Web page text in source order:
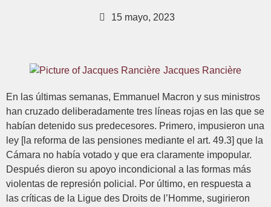
15 mayo, 2023
Jacques Rancière
En las últimas semanas, Emmanuel Macron y sus ministros
han cruzado deliberadamente tres líneas rojas en las que se
habían detenido sus predecesores. Primero, impusieron una
ley [la reforma de las pensiones mediante el art. 49.3] que la
Cámara no había votado y que era claramente impopular.
Después dieron su apoyo incondicional a las formas más
violentas de represión policial. Por último, en respuesta a
las críticas de la Ligue des Droits de l’Homme, sugirieron